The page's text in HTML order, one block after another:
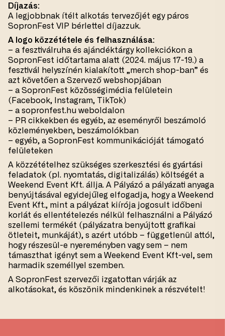
Díjazás:
A legjobbnak ítélt alkotás tervezőjét egy páros
SopronFest VIP bérlettel díjazzuk.
A logo közzététele és felhasználása:
– a fesztiválruha és ajándéktárgy kollekciókon a
SopronFest időtartama alatt (2024. május 17-19.) a
fesztivál helyszínén kialakított „merch shop-ban” és
azt követően a Szervező webshopjában
– a SopronFest közösségimédia felületein
(Facebook, Instagram, TikTok)
– a sopronfest.hu weboldalon
– PR cikkekben és egyéb, az eseményről beszámoló
közleményekben, beszámolókban
– egyéb, a SopronFest kommunikációját támogató
felületeken
A közzétételhez szükséges szerkesztési és gyártási
feladatok (pl. nyomtatás, digitalizálás) költségét a
Weekend Event Kft. állja. A Pályázó a pályázati anyaga
benyújtásával egyidejűleg elfogadja, hogy a Weekend
Event Kft., mint a pályázat kiírója jogosult időbeni
korlát és ellentételezés nélkül felhasználni a Pályázó
szellemi termékét (pályázatra benyújtott grafikai
ötleteit, munkáját), s azért utóbb – függetlenül attól,
hogy részesül-e nyereményben vagy sem – nem
támaszthat igényt sem a Weekend Event Kft-vel, sem
harmadik személlyel szemben.
A SopronFest szervezői izgatottan várják az
alkotásokat, és köszönik mindenkinek a részvételt!